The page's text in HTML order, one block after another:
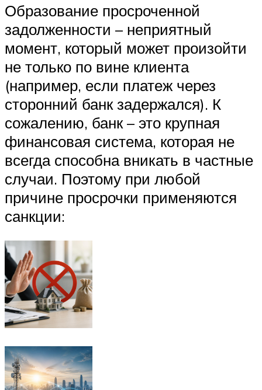
Образование просроченной
задолженности – неприятный
момент, который может произойти
не только по вине клиента
(например, если платеж через
сторонний банк задержался). К
сожалению, банк – это крупная
финансовая система, которая не
всегда способна вникать в частные
случаи. Поэтому при любой
причине просрочки применяются
санкции: